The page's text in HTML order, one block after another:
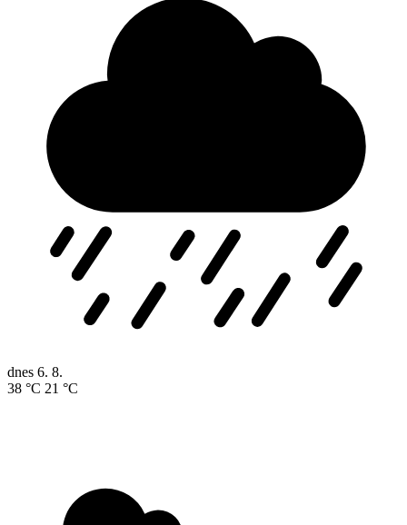
dnes 6. 8.
38 °C 21 °C